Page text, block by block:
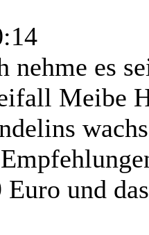
es
Meibe
und